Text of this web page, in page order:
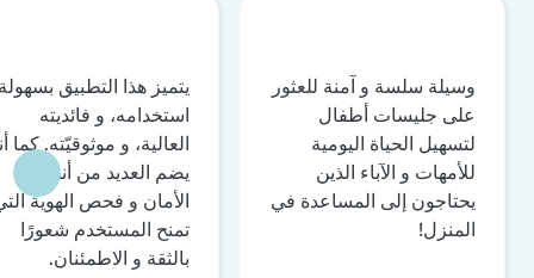
وسيلة سلسة و آمنة للعثور
على جليسات أطفال
لتسهيل الحياة اليومية
للأمهات و الآباء الذين
يحتاجون إلى المساعدة في
المنزل!
يتميز هذا التطبيق
استخدامه، و فائديته
العالية، و موثوقيّته. كما
يضم العديد من أنظمة
الأمان و فحص الهوية
تمنح المستخدم شعورًا
بالثقة و الاطمئنان.